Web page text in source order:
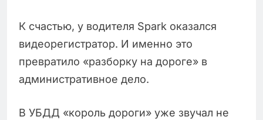
К счастью, у водителя Spark оказался
видеорегистратор. И именно это
превратило «разборку на дороге» в
административное дело.
В УБДД «король дороги» уже звучал не